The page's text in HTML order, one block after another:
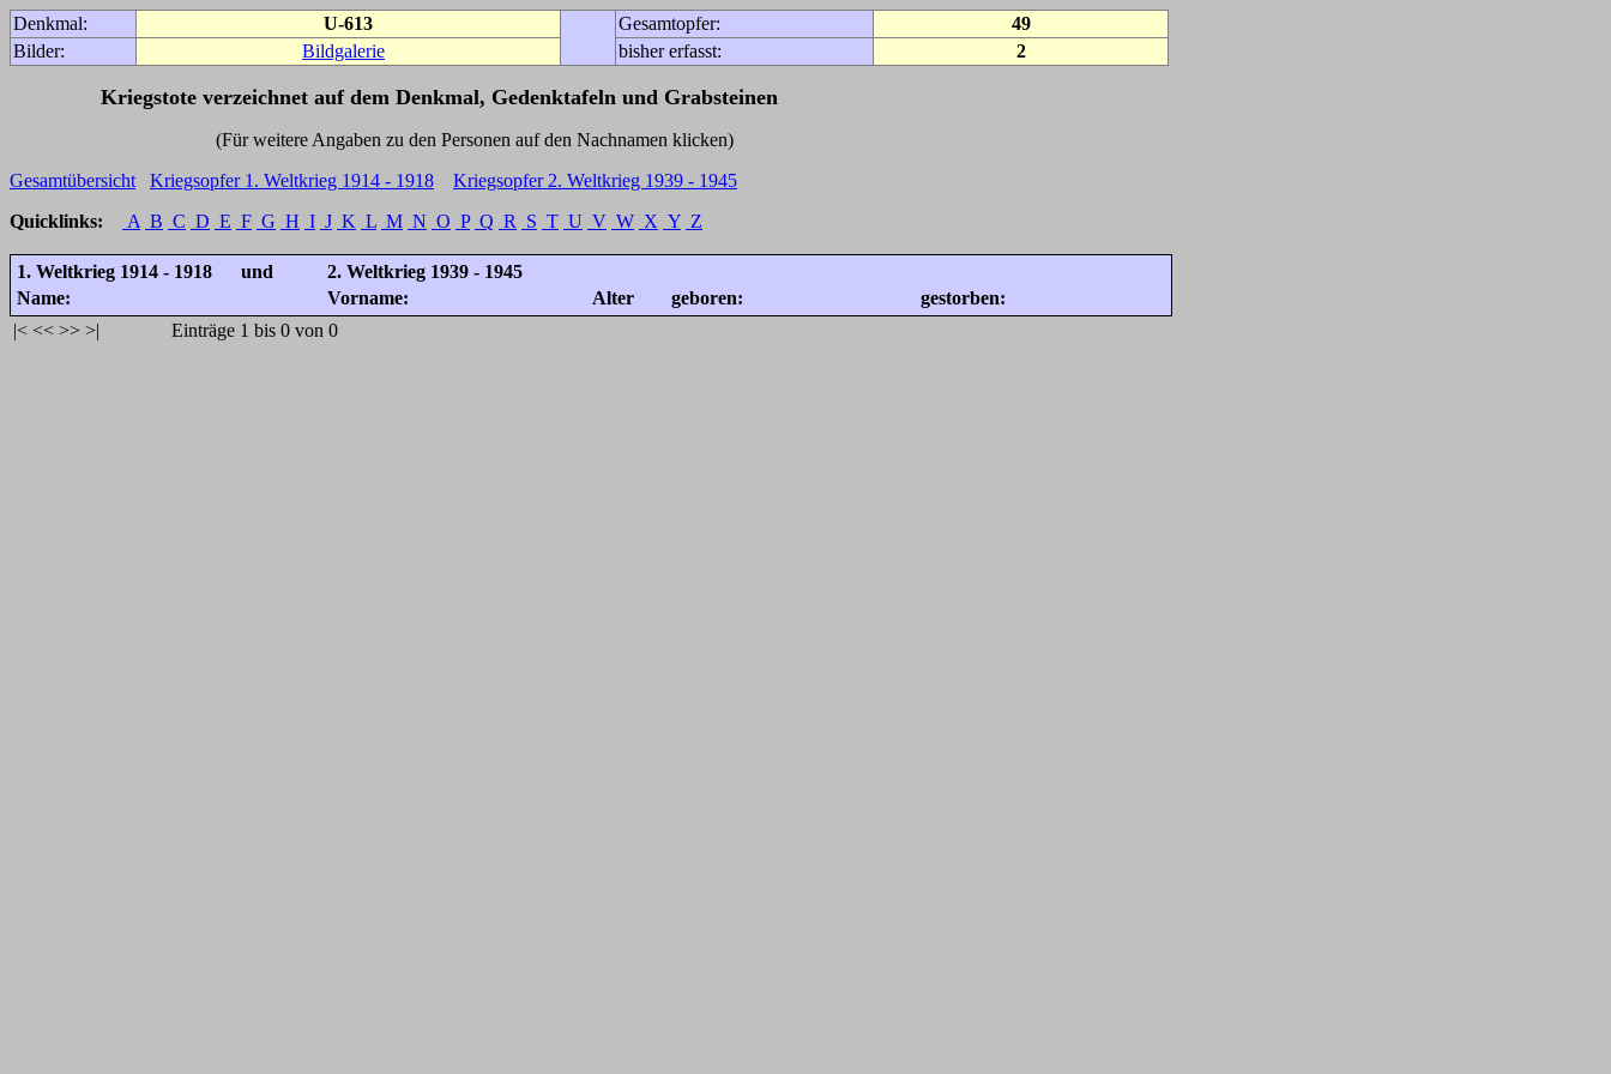
Denkmal: U-613 Gesamtopfer:
49
Bilder:
Bildgalerie bisher erfasst: 2
Kriegstote verzeichnet auf dem Denkmal, Gedenktafeln und Grabsteinen
(Für weitere Angaben zu den Personen auf den Nachnamen klicken)
Gesamtübersicht
Kriegsopfer 1. Weltkrieg 1914 - 1918
Kriegsopfer 2. Weltkrieg 1939 - 1945
Quicklinks:
A B C D E F G H I J K L M N O P Q R S T U V W X Y Z
1. Weltkrieg 1914 - 1918 und
2. Weltkrieg 1939 - 1945
Name:
Vorname: Alter geboren:
gestorben:
|< << >> >| Einträge 1 bis 0 von 0